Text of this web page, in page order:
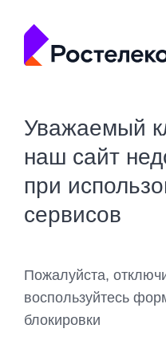
Уважаемый
наш сайт
при
сервисов
Пожалуйста,
воспользуйтесь
блокировки